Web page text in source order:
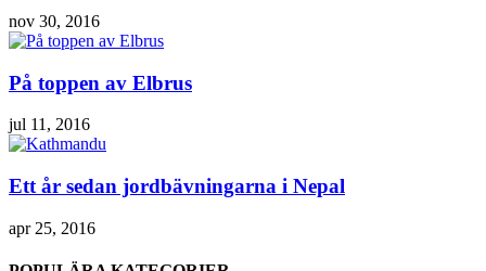
nov 30, 2016
På toppen av Elbrus
jul 11, 2016
Ett år sedan jordbävningarna i Nepal
apr 25, 2016